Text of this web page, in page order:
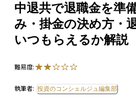
中退共で退職金を準
み・掛金の決め方・
いつもらえるか解説
難易度:
執筆者: 投資のコンシェルジュ編集部